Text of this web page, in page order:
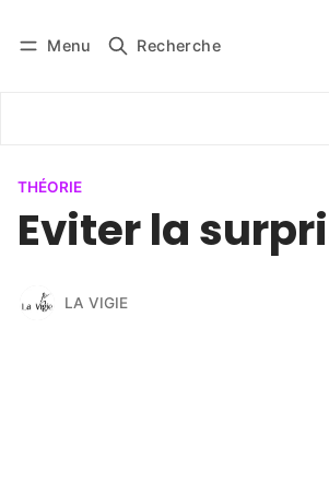
Menu Recherche
Se connecter
THÉORIE
Eviter la
LA VIGIE